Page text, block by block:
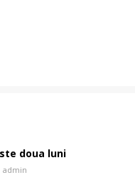
doua luni
admin